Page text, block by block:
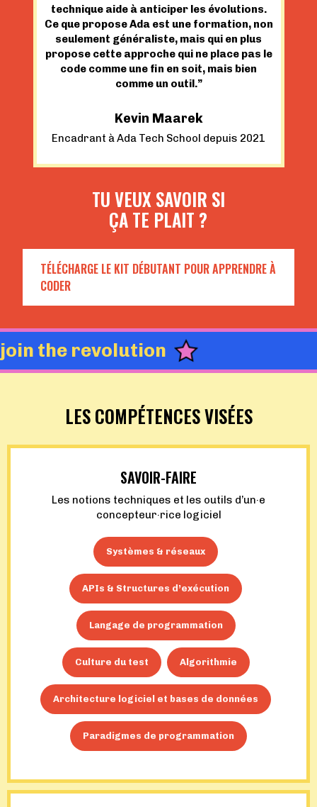
technique aide à anticiper les évolutions.
Ce que propose Ada est une formation, non
seulement généraliste, mais qui en plus
propose cette approche qui ne place pas le
code comme une fin en soit, mais bien
comme un outil.”
Kevin Maarek
Encadrant à Ada Tech School depuis 2021
TU VEUX SAVOIR SI
ÇA TE PLAIT ?
TÉLÉCHARGE LE KIT DÉBUTANT POUR APPRENDRE À
CODER
join the revolution
LES COMPÉTENCES VISÉES
SAVOIR-FAIRE
Les notions techniques et les outils d’un·e
concepteur·rice logiciel
Systèmes & réseaux
APIs & Structures d’exécution
Langage de programmation
Culture du test Algorithmie
Architecture logiciel et bases de données
Paradigmes de programmation